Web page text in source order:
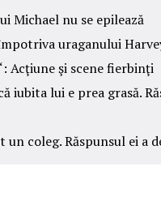
Michael nu se epilează
uraganului
Acţiune şi scene fierbinţi
iubita lui e prea grasă.
un coleg. Răspunsul ei a